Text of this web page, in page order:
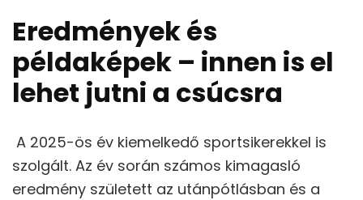
Eredmények és
példaképek – innen is el
lehet jutni a csúcsra
A 2025-ös év kiemelkedő sportsikerekkel is
szolgált. Az év során számos kimagasló
eredmény született az utánpótlásban és a